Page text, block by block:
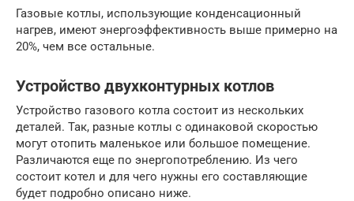
Газовые котлы, использующие конденсационный
нагрев, имеют энергоэффективность выше примерно на
20%, чем все остальные.
Устройство двухконтурных котлов
Устройство газового котла состоит из нескольких
деталей. Так, разные котлы с одинаковой скоростью
могут отопить маленькое или большое помещение.
Различаются еще по энергопотреблению. Из чего
состоит котел и для чего нужны его составляющие
будет подробно описано ниже.